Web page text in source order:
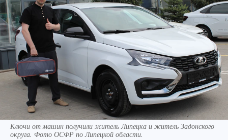
Ключи от машин получили житель Липецка и житель Задонского
округа. Фото ОСФР по Липецкой области.